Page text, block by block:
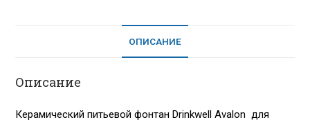
ОПИСАНИЕ
Описание
Керамический питьевой фонтан Drinkwell Avalon для